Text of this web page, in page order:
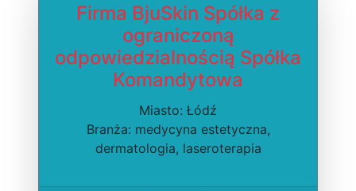
Firma BjuSkin Spółka z
ograniczoną
odpowiedzialnością Spółka
Komandytowa
Miasto: Łódź
Branża: medycyna estetyczna,
dermatologia, laseroterapia